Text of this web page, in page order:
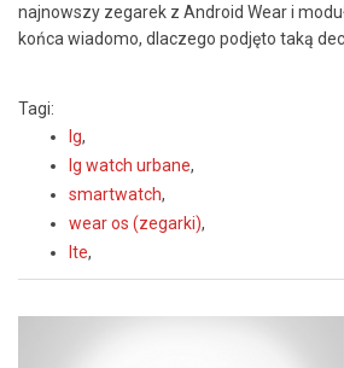
najnowszy zegarek z Android Wear i
końca wiadomo, dlaczego podjęto taką
Tagi:
lg,
lg watch urbane,
smartwatch,
wear os (zegarki),
lte,